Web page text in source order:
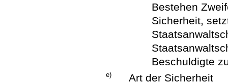
Bestehen
Sicherheit,
Beschuldigte
e) Art der Sicherheit